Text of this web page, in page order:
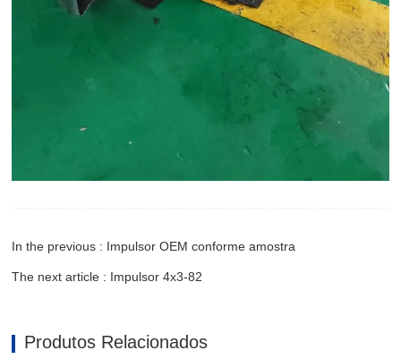
In the previous : Impulsor OEM conforme amostra
The next article : Impulsor 4x3-82
Produtos Relacionados